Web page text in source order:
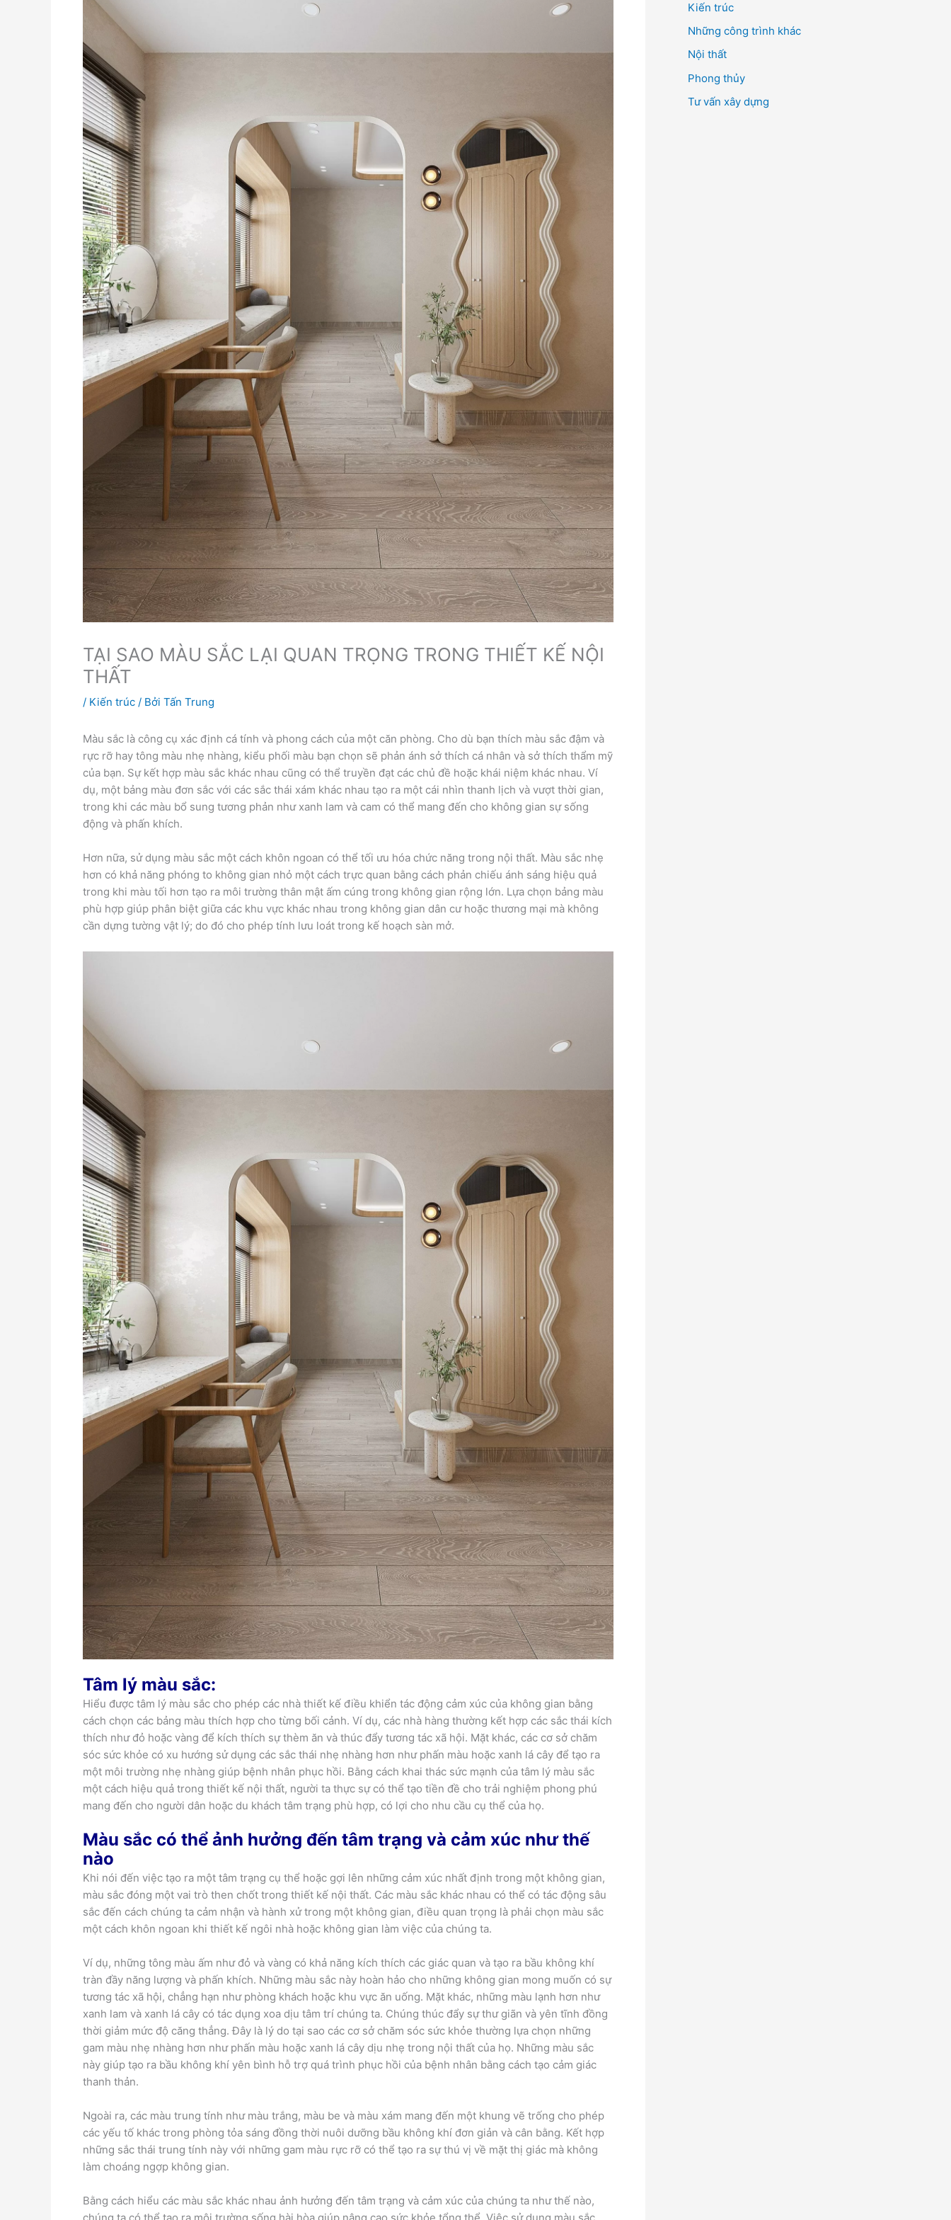
TẠI SAO MÀU SẮC LẠI QUAN TRỌNG TRONG THIẾT KẾ NỘI
THẤT
/ Kiến trúc / Bởi Tấn Trung
Màu sắc là công cụ xác định cá tính và phong cách của một căn phòng. Cho dù bạn thích màu sắc đậm và
rực rỡ hay tông màu nhẹ nhàng, kiểu phối màu bạn chọn sẽ phản ánh sở thích cá nhân và sở thích thẩm mỹ
của bạn. Sự kết hợp màu sắc khác nhau cũng có thể truyền đạt các chủ đề hoặc khái niệm khác nhau. Ví
dụ, một bảng màu đơn sắc với các sắc thái xám khác nhau tạo ra một cái nhìn thanh lịch và vượt thời gian,
trong khi các màu bổ sung tương phản như xanh lam và cam có thể mang đến cho không gian sự sống
động và phấn khích.
Hơn nữa, sử dụng màu sắc một cách khôn ngoan có thể tối ưu hóa chức năng trong nội thất. Màu sắc nhẹ
hơn có khả năng phóng to không gian nhỏ một cách trực quan bằng cách phản chiếu ánh sáng hiệu quả
trong khi màu tối hơn tạo ra môi trường thân mật ấm cúng trong không gian rộng lớn. Lựa chọn bảng màu
phù hợp giúp phân biệt giữa các khu vực khác nhau trong không gian dân cư hoặc thương mại mà không
cần dựng tường vật lý; do đó cho phép tính lưu loát trong kế hoạch sàn mở.
Tâm lý màu sắc:
Hiểu được tâm lý màu sắc cho phép các nhà thiết kế điều khiển tác động cảm xúc của không gian bằng
cách chọn các bảng màu thích hợp cho từng bối cảnh. Ví dụ, các nhà hàng thường kết hợp các sắc thái kích
thích như đỏ hoặc vàng để kích thích sự thèm ăn và thúc đẩy tương tác xã hội. Mặt khác, các cơ sở chăm
sóc sức khỏe có xu hướng sử dụng các sắc thái nhẹ nhàng hơn như phấn màu hoặc xanh lá cây để tạo ra
một môi trường nhẹ nhàng giúp bệnh nhân phục hồi. Bằng cách khai thác sức mạnh của tâm lý màu sắc
một cách hiệu quả trong thiết kế nội thất, người ta thực sự có thể tạo tiền đề cho trải nghiệm phong phú
mang đến cho người dân hoặc du khách tâm trạng phù hợp, có lợi cho nhu cầu cụ thể của họ.
Màu sắc có thể ảnh hưởng đến tâm trạng và cảm xúc như thế
nào
Khi nói đến việc tạo ra một tâm trạng cụ thể hoặc gợi lên những cảm xúc nhất định trong một không gian,
màu sắc đóng một vai trò then chốt trong thiết kế nội thất. Các màu sắc khác nhau có thể có tác động sâu
sắc đến cách chúng ta cảm nhận và hành xử trong một không gian, điều quan trọng là phải chọn màu sắc
một cách khôn ngoan khi thiết kế ngôi nhà hoặc không gian làm việc của chúng ta.
Ví dụ, những tông màu ấm như đỏ và vàng có khả năng kích thích các giác quan và tạo ra bầu không khí
tràn đầy năng lượng và phấn khích. Những màu sắc này hoàn hảo cho những không gian mong muốn có sự
tương tác xã hội, chẳng hạn như phòng khách hoặc khu vực ăn uống. Mặt khác, những màu lạnh hơn như
xanh lam và xanh lá cây có tác dụng xoa dịu tâm trí chúng ta. Chúng thúc đẩy sự thư giãn và yên tĩnh đồng
thời giảm mức độ căng thẳng. Đây là lý do tại sao các cơ sở chăm sóc sức khỏe thường lựa chọn những
gam màu nhẹ nhàng hơn như phấn màu hoặc xanh lá cây dịu nhẹ trong nội thất của họ. Những màu sắc
này giúp tạo ra bầu không khí yên bình hỗ trợ quá trình phục hồi của bệnh nhân bằng cách tạo cảm giác
thanh thản.
Ngoài ra, các màu trung tính như màu trắng, màu be và màu xám mang đến một khung vẽ trống cho phép
các yếu tố khác trong phòng tỏa sáng đồng thời nuôi dưỡng bầu không khí đơn giản và cân bằng. Kết hợp
những sắc thái trung tính này với những gam màu rực rỡ có thể tạo ra sự thú vị về mặt thị giác mà không
làm choáng ngợp không gian.
Bằng cách hiểu các màu sắc khác nhau ảnh hưởng đến tâm trạng và cảm xúc của chúng ta như thế nào,
ế
m
:
Kiến trúc
Những công trình khác
Nội thất
Phong thủy
Tư vấn xây dựng